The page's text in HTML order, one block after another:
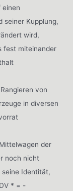
einen
seiner Kupplung,
wird,
fest miteinander
von
in diversen
der
noch nicht
Identität,
* = -